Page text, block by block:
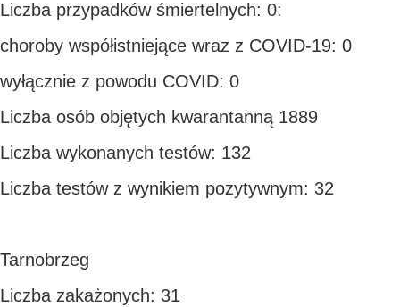
Liczba przypadków śmiertelnych: 0:
choroby współistniejące wraz z COVID-19: 0
wyłącznie z powodu COVID: 0
Liczba osób objętych kwarantanną 1889
Liczba wykonanych testów: 132
Liczba testów z wynikiem pozytywnym: 32
Tarnobrzeg
Liczba zakażonych: 31